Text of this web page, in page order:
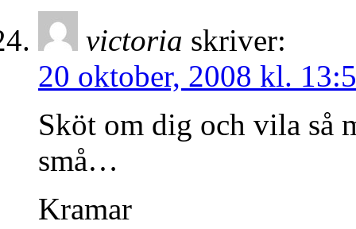
victoria skriver:
20 oktober, 2008 kl.
Sköt om dig och vila så
små…
Kramar